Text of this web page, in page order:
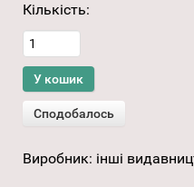
Кількість:
Виробник: інші